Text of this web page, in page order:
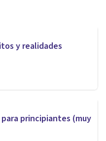
y realidades
principiantes (muy
al
del